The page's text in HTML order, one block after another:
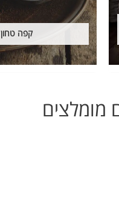
קפה טחון
מומלצים